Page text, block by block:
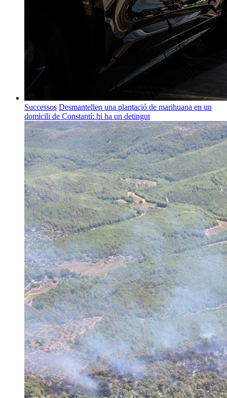
Successos Desmantellen una plantació de marihuana en un
domicili de Constantí: hi ha un detingut